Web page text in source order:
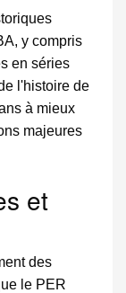
y compris
en séries
l'histoire de
à mieux
majeures
et
des
le PER